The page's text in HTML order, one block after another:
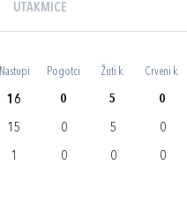
UTAKMICE
Nastupi Pogotci Žuti k. Crveni k.
16 0 5 0
15 0 5 0
1 0 0 0